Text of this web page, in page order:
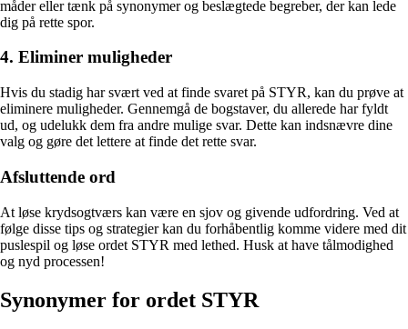
måder eller tænk på synonymer og beslægtede begreber, der kan lede
dig på rette spor.
4. Eliminer muligheder
Hvis du stadig har svært ved at finde svaret på STYR, kan du prøve at
eliminere muligheder. Gennemgå de bogstaver, du allerede har fyldt
ud, og udelukk dem fra andre mulige svar. Dette kan indsnævre dine
valg og gøre det lettere at finde det rette svar.
Afsluttende ord
At løse krydsogtværs kan være en sjov og givende udfordring. Ved at
følge disse tips og strategier kan du forhåbentlig komme videre med dit
puslespil og løse ordet STYR med lethed. Husk at have tålmodighed
og nyd processen!
Synonymer for ordet STYR